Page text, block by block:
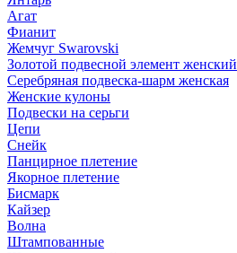
Агат
Фианит
Жемчуг Swarovski
Золотой подвесной элемент женcкий
Серебряная подвеска-шарм женская
Женские кулоны
Подвески на серьги
Цепи
Снейк
Панцирное плетение
Якорное плетение
Бисмарк
Кайзер
Волна
Штампованные